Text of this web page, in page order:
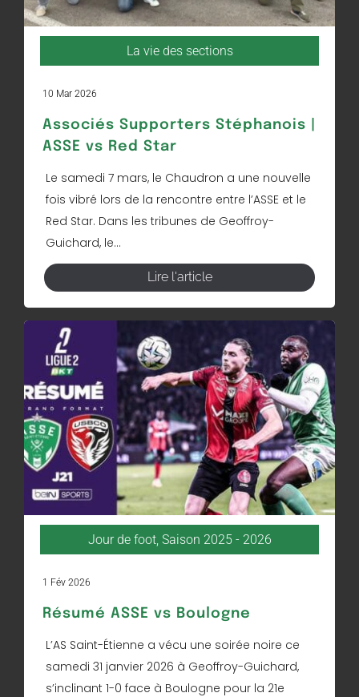
La vie des sections
10 Mar 2026
Associés Supporters Stéphanois |
ASSE vs Red Star
Le samedi 7 mars, le Chaudron a une nouvelle
fois vibré lors de la rencontre entre l’ASSE et le
Red Star. Dans les tribunes de Geoffroy-
Guichard, le...
Lire l'article
Jour de foot, Saison 2025 - 2026
1 Fév 2026
Résumé ASSE vs Boulogne
L’AS Saint-Étienne a vécu une soirée noire ce
samedi 31 janvier 2026 à Geoffroy-Guichard,
s’inclinant 1-0 face à Boulogne pour la 21e